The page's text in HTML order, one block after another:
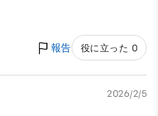
報告 役に立った 0
2026/2/5